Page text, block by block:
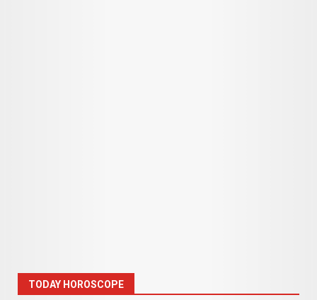
TODAY HOROSCOPE